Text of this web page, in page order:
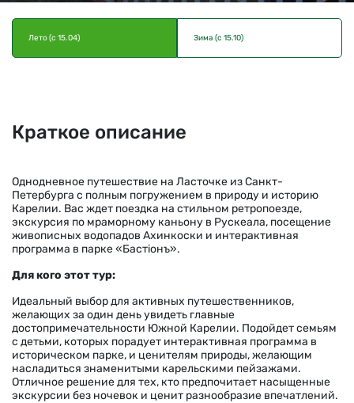
Лето (с 15.04) Зима (с 15.10)
Краткое описание
Однодневное путешествие на Ласточке из Санкт-
Петербурга с полным погружением в природу и историю
Карелии. Вас ждет поездка на стильном ретропоезде,
экскурсия по мраморному каньону в Рускеала, посещение
живописных водопадов Ахинкоски и интерактивная
программа в парке «Бастiонъ».
Для кого этот тур:
Идеальный выбор для активных путешественников,
желающих за один день увидеть главные
достопримечательности Южной Карелии. Подойдет семьям
с детьми, которых порадует интерактивная программа в
историческом парке, и ценителям природы, желающим
насладиться знаменитыми карельскими пейзажами.
Отличное решение для тех, кто предпочитает насыщенные
экскурсии без ночевок и ценит разнообразие впечатлений.